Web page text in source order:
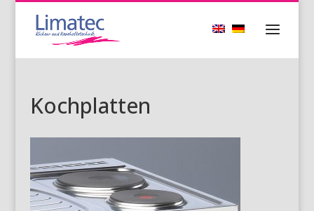
Kochplatten